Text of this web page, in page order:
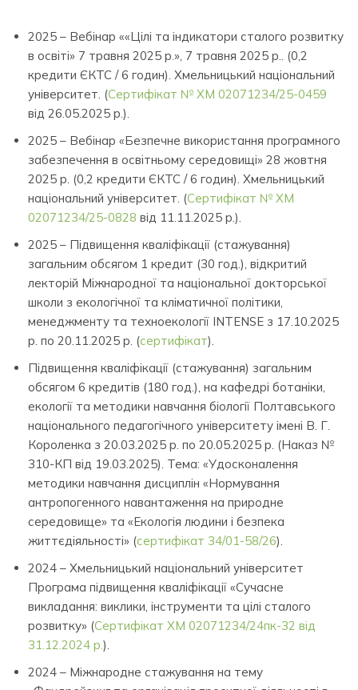
2025 – Вебінар ««Цілі та індикатори сталого розвитку
в освіті» 7 травня 2025 р.», 7 травня 2025 р.. (0,2
кредити ЄКТС / 6 годин). Хмельницький національний
університет. (Сертифікат № ХМ 02071234/25-0459
від 26.05.2025 р.).
2025 – Вебінар «Безпечне використання програмного
забезпечення в освітньому середовищі» 28 жовтня
2025 р. (0,2 кредити ЄКТС / 6 годин). Хмельницький
національний університет. (Сертифікат № ХМ
02071234/25-0828 від 11.11.2025 р.).
2025 – Підвищення кваліфікації (стажування)
загальним обсягом 1 кредит (30 год.), відкритий
лекторій Міжнародної та національної докторської
школи з екологічної та кліматичної політики,
менеджменту та техноекології INTENSE з 17.10.2025
р. по 20.11.2025 р. (сертифікат).
Підвищення кваліфікації (стажування) загальним
обсягом 6 кредитів (180 год.), на кафедрі ботаніки,
екології та методики навчання біології Полтавського
національного педагогічного університету імені В. Г.
Короленка з 20.03.2025 р. по 20.05.2025 р. (Наказ №
310-КП від 19.03.2025). Тема: «Удосконалення
методики навчання дисциплін «Нормування
антропогенного навантаження на природне
середовище» та «Екологія людини і безпека
життєдіяльності» (сертифікат 34/01-58/26).
2024 – Хмельницький національний університет
Програма підвищення кваліфікації «Сучасне
викладання: виклики, інструменти та цілі сталого
розвитку» (Сертифікат ХМ 02071234/24пк-32 від
31.12.2024 р. ).
2024 – Міжнародне стажування на тему